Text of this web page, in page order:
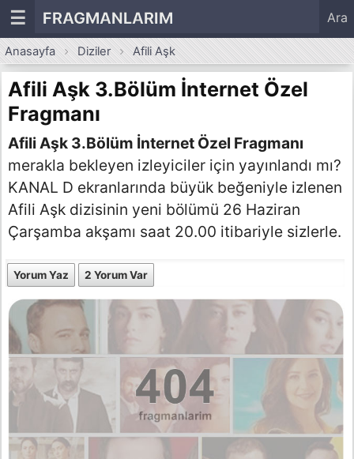
☰ FRAGMANLARIM Ara
Anasayfa Diziler Afili Aşk
Afili Aşk 3.Bölüm İnternet Özel
Fragmanı
Afili Aşk 3.Bölüm İnternet Özel Fragmanı
merakla bekleyen izleyiciler için yayınlandı mı?
KANAL D ekranlarında büyük beğeniyle izlenen
Afili Aşk dizisinin yeni bölümü 26 Haziran
Çarşamba akşamı saat 20.00 itibariyle sizlerle.
Yorum Yaz 2 Yorum Var